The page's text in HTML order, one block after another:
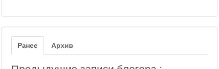
Ранее Архив